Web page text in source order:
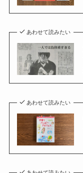
あわせて読みたい
あわせて読みたい